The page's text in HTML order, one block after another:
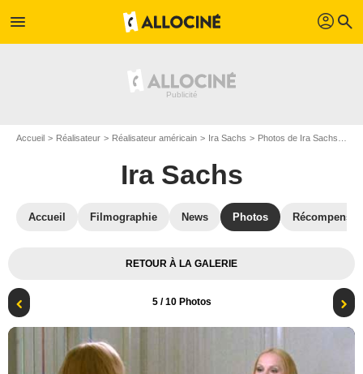
menu profil search
Accueil Réalisateur Réalisateur américain Ira Sachs Photos de Ira Sachs
Ira Sachs
Accueil Filmographie News Photos Récompenses
RETOUR À LA GALERIE
5/ 10 Photos